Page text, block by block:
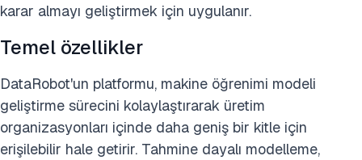
karar almayı geliştirmek için uygulanır.
Temel özellikler
DataRobot'un platformu, makine öğrenimi modeli
geliştirme sürecini kolaylaştırarak üretim
organizasyonları içinde daha geniş bir kitle için
erişilebilir hale getirir. Tahmine dayalı modelleme,